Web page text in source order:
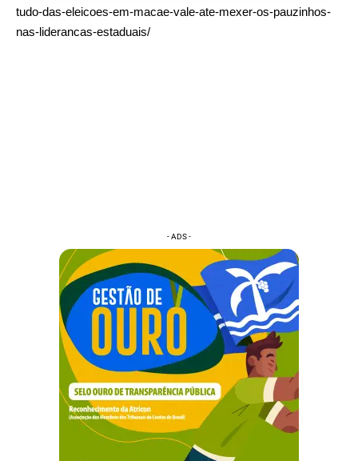
tudo-das-eleicoes-em-macae-vale-ate-mexer-os-pauzinhos-
nas-liderancas-estaduais/
- ADS -